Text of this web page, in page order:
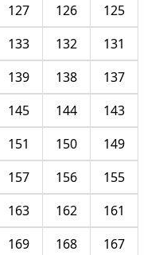
125
126
127
131
132
133
137
138
139
143
144
145
149
150
151
155
156
157
161
162
163
167
168
169